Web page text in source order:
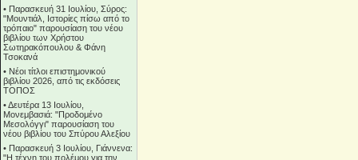
• Παρασκευή 31 Ιουλίου, Σύρος:
"Μουντιάλ, Ιστορίες πίσω από το
τρόπαιο" παρουσίαση του νέου
βιβλίου των Χρήστου
Σωτηρακόπουλου & Φάνη
Τσοκανά
• Νέοι τίτλοι επιστημονικού
βιβλίου 2026, από τις εκδόσεις
ΤΟΠΟΣ
•Δευτέρα 13 Ιουλίου,
Μονεμβασιά: "Προδομένο
Μεσολόγγι" παρουσίαση του
νέου βιβλίου του Σπύρου Αλεξίου
• Παρασκευή 3 Ιουλίου, Γιάννενα:
"Η τέχνη του πολέμου για την